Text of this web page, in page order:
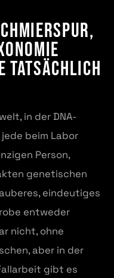
tatsächlich
in der DNA-
beim Labor
Person,
genetischen
eindeutiges
entweder
nicht, ohne
aber in der
gibt es